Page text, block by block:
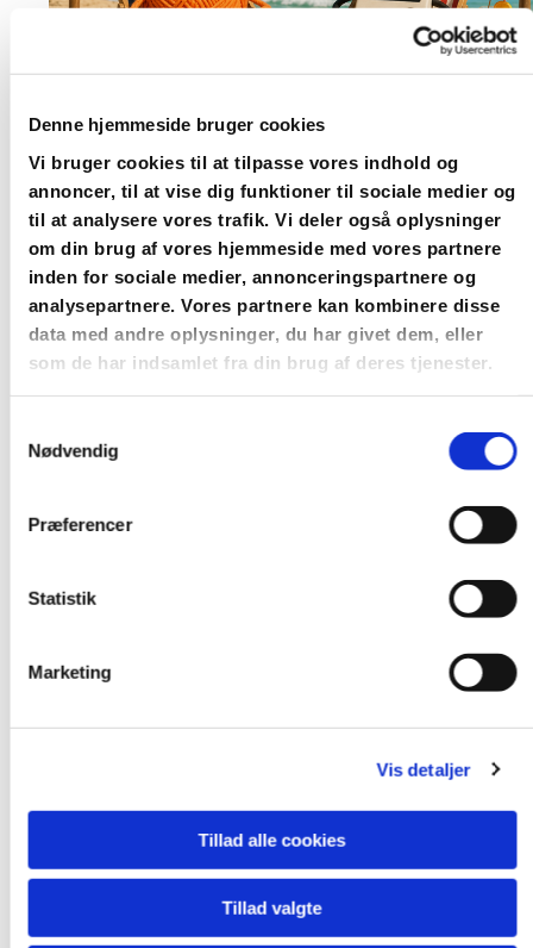
Denne hjemmeside bruger cookies
Vi bruger cookies til at tilpasse vores indhold og
annoncer, til at vise dig funktioner til sociale medier og
til at analysere vores trafik. Vi deler også oplysninger
om din brug af vores hjemmeside med vores partnere
inden for sociale medier, annonceringspartnere og
analysepartnere. Vores partnere kan kombinere disse
data med andre oplysninger, du har givet dem, eller
som de har indsamlet fra din brug af deres tjenester.
Nødvendig
Præferencer
Statistik
Marketing
Vis detaljer
Tillad alle cookies
Tillad valgte
Du vil måske også kunne
lide...